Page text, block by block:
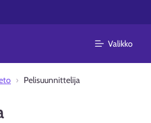
Valikko
Pelisuunnittelija